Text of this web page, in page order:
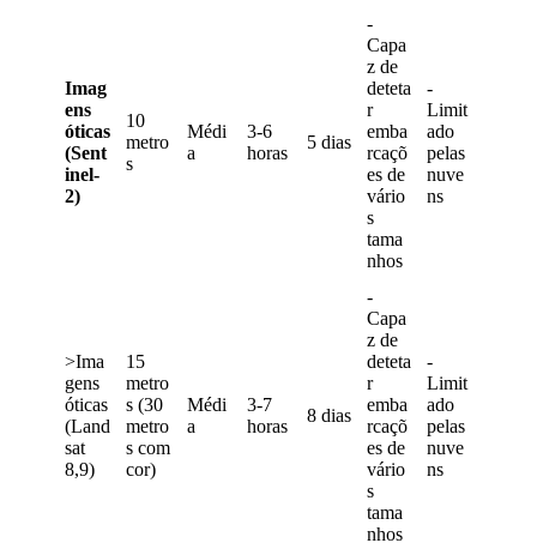
Imag
ens
óticas
(Sent
inel-
2)
10
metro
s
Médi
a
3-6
horas
5 dias
-
Capa
z de
deteta
r
emba
rcaçõ
es de
vário
s
tama
nhos
-
Limit
ado
pelas
nuve
ns
>Ima
gens
óticas
(Land
sat
8,9)
15
metro
s (30
metro
s com
cor)
Médi
a
3-7
horas
8 dias
-
Capa
z de
deteta
r
emba
rcaçõ
es de
vário
s
tama
nhos
-
Limit
ado
pelas
nuve
ns